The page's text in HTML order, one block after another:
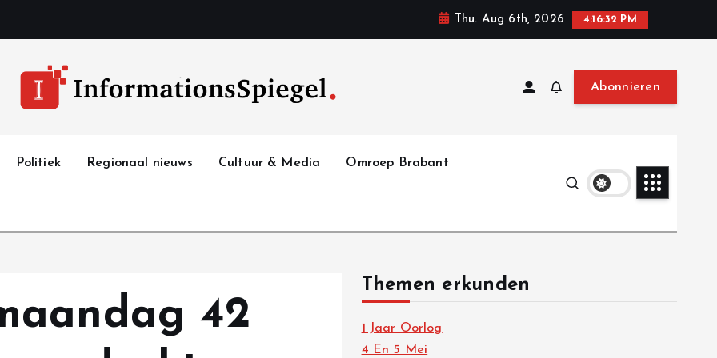
Thu. Aug 6th, 2026 4:16:33 PM
Abonnieren
Politiek Regionaal nieuws Cultuur & Media Omroep Brabant
42
Themen erkunden
1 Jaar Oorlog
4 En 5 Mei